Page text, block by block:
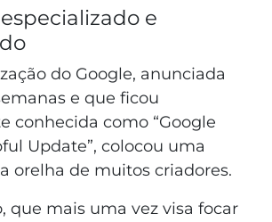
e
do Google, anunciada
e que ficou
conhecida como “Google
Update”, colocou uma
orelha de muitos criadores.
que mais uma vez visa focar